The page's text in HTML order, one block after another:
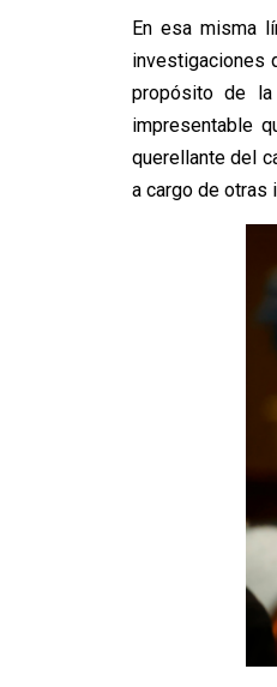
En esa misma
investigaciones
propósito de
impresentable
querellante del
a cargo de otras